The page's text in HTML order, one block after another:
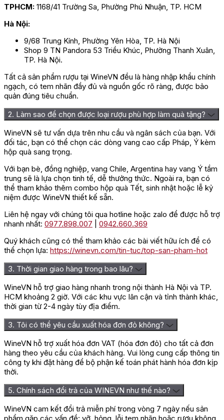
Brown Margaux
phẩm
Margaux 750ml
Giá niêm
1.804.000 đ
Giá ưu đãi 1.350.000 đ
Giá theo
thùng
Liên hệ
Giá sỉ
Liên hệ
Rượu Vang Brio De Cantenac Brown Margaux có giá niêm yết
là 1.804.000 VNĐ/chai, đang được bán với mức giá ưu đãi chỉ
còn 1.350.000 VNĐ / chai 750ml, tùy vào số lượng mua hàng và
chương trình ưu đãi mà giá bán cụ thể có thể thay đổi.
Liên hệ ngay hotline0977.898.007hoặc0942.660.369
để nhận báo giá và đặt hàng nhanh chóng!
Đôi nét về Château Cantenac Brown
Château Cantenac Brown là điền trang Grand Cru Classé năm
1855 tại Margaux, được thành lập cách đây khoảng hai thế kỷ
bởi John Lewis Brown, một doanh nhân người Scotland. Dấu ấn
Scotland vẫn được thể hiện rõ qua tòa lâu đài kiến trúc Tudor
đặc trưng của điền trang.
Hiện Château Cantenac Brown do gia đình Le Lous quản lý.
Tristan Le Lous cùng José Sanfins tiếp tục phát triển điền
trang theo định hướng cân bằng giữa chất lượng rượu vang, bảo
tồn thiên nhiên và gìn giữ di sản.
Thành phần nho BriO De Cantenac
Brown 2021
60% Merlot
29% Cabernet Sauvignon
11% Cabernet Franc
TPHCM: 1168/41 Trường Sa, Phường Phú Nhuận, TP. HCM
Hà Nội:
9/68 Trung Kính, Phường Yên Hòa, TP. Hà Nội
Shop 9 TN Pandora 53 Triều Khúc, Phường Thanh Xuân,
TP. Hà Nội.
Tất cả sản phẩm rượu tại WineVN đều là hàng nhập khẩu chính
ngạch, có tem nhãn đầy đủ và nguồn gốc rõ ràng, được bảo
quản đúng tiêu chuẩn.
2. Làm sao để chọn được loại rượu phù hợp làm quà tặng?
WineVN sẽ tư vấn dựa trên nhu cầu và ngân sách của bạn. Với
đối tác, bạn có thể chọn các dòng vang cao cấp Pháp, Ý kèm
hộp quà sang trọng.
Với bạn bè, đồng nghiệp, vang Chile, Argentina hay vang Ý tầm
trung sẽ là lựa chọn tinh tế, dễ thưởng thức. Ngoài ra, bạn có
thể tham khảo thêm combo hộp quà Tết, sinh nhật hoặc lễ kỷ
niệm được WineVN thiết kế sẵn.
Liên hệ ngay với chúng tôi qua hotline hoặc zalo để được hỗ trợ
nhanh nhất: 0977.898.007
0942.660.369
Quý khách cũng có thể tham khảo các bài viết hữu ích để có
thể chọn lựa: https://winevn.com/tin-tuc/top-san-pham-hot
3. Thời gian giao hàng trong bao lâu?
WineVN hỗ trợ giao hàng nhanh trong nội thành Hà Nội và TP.
HCM khoảng 2 giờ. Với các khu vực lân cận và tỉnh thành khác,
thời gian từ 2-4 ngày tùy địa điểm.
3. Tôi có thể yêu cầu xuất hóa đơn đỏ không?
WineVN hỗ trợ xuất hóa đơn VAT (hóa đơn đỏ) cho tất cả đơn
hàng theo yêu cầu của khách hàng. Vui lòng cung cấp thông tin
công ty khi đặt hàng để bộ phận kế toán phát hành hóa đơn kịp
thời.
5. Chính sách đổi trả của WINEVN như thế nào?
WineVN cam kết đổi trả miễn phí trong vòng 7 ngày nếu sản